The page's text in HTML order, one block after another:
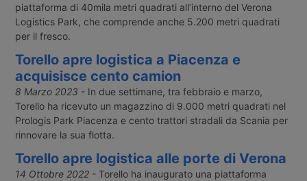
piattaforma di 40mila metri quadrati all’interno del Verona
Logistics Park, che comprende anche 5.200 metri quadrati
per il fresco.
Torello apre logistica a Piacenza e
acquisisce cento camion
8 Marzo 2023 - In due settimane, tra febbraio e marzo,
Torello ha ricevuto un magazzino di 9.000 metri quadrati nel
Prologis Park Piacenza e cento trattori stradali da Scania per
rinnovare la sua flotta.
Torello apre logistica alle porte di Verona
14 Ottobre 2022- Torello ha inaugurato una piattaforma